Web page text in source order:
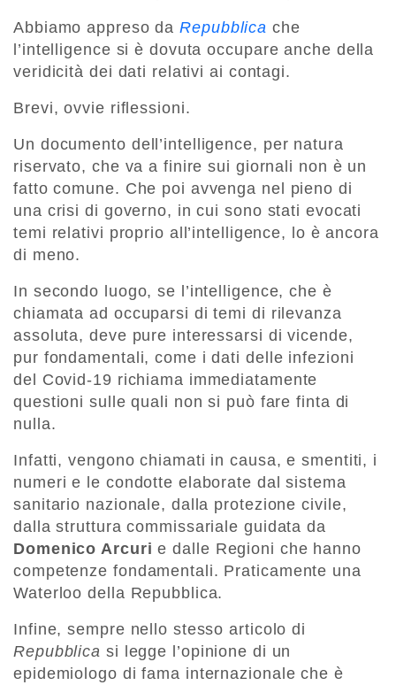
Abbiamo appreso daRepubblica che
l’intelligence si è dovuta occupare anche della
veridicità dei dati relativi ai contagi.
Brevi, ovvie riflessioni.
Un documento dell’intelligence, per natura
riservato, che va a finire sui giornali non è un
fatto comune. Che poi avvenga nel pieno di
una crisi di governo, in cui sono stati evocati
temi relativi proprio all’intelligence, lo è ancora
di meno.
In secondo luogo, se l’intelligence, che è
chiamata ad occuparsi di temi di rilevanza
assoluta, deve pure interessarsi di vicende,
pur fondamentali, come i dati delle infezioni
del Covid-19 richiama immediatamente
questioni sulle quali non si può fare finta di
nulla.
Infatti, vengono chiamati in causa, e smentiti, i
numeri e le condotte elaborate dal sistema
sanitario nazionale, dalla protezione civile,
dalla struttura commissariale guidata da
Domenico Arcuri e dalle Regioni che hanno
competenze fondamentali. Praticamente una
Waterloo della Repubblica.
Infine, sempre nello stesso articolo di
Repubblica si legge l’opinione di un
epidemiologo di fama internazionale che è